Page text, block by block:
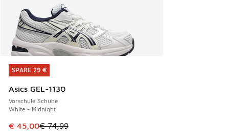
SPARE 29 €
Asics GEL-1130
Vorschule Schuhe
White - Midnight
Dieser Artikel ist im Sale. Der Preis ist von € 74,99 auf €
€ 45,00€ 74,99
SPARE 29 €